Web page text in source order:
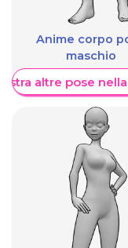
Anime corpo
maschio
altre pose nella